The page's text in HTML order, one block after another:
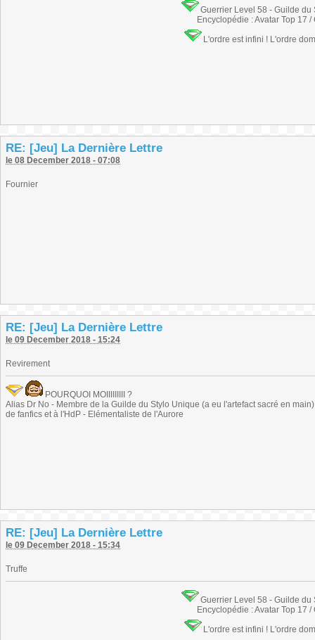
Guerrier Level 58 - Guilde
Encyclopédie : Avatar Top 17 /
L'ordre est infini ! L'ordre
RE: [Jeu] La Dernière Lettre
le 08 December 2018 - 07:08
Fournier
RE: [Jeu] La Dernière Lettre
le 09 December 2018 - 15:24
Revirement
POURQUOI MOIIIIIIIII ?
Alias Dr No - Membre de la Guilde du Stylo Unique (a eu l'artefact sacré en
de fanfics et à l'HdP - Elémentaliste de l'Aurore
RE: [Jeu] La Dernière Lettre
le 09 December 2018 - 15:34
Truffe
Guerrier Level 58 - Guilde
Encyclopédie : Avatar Top 17 /
L'ordre est infini ! L'ordre